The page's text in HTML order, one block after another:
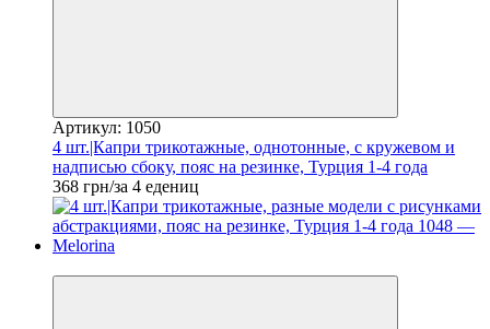
Артикул: 1050
4 шт.|Капри трикотажные, однотонные, с кружевом и
надписью сбоку, пояс на резинке, Турция 1-4 года
368 грн/за 4 едениц